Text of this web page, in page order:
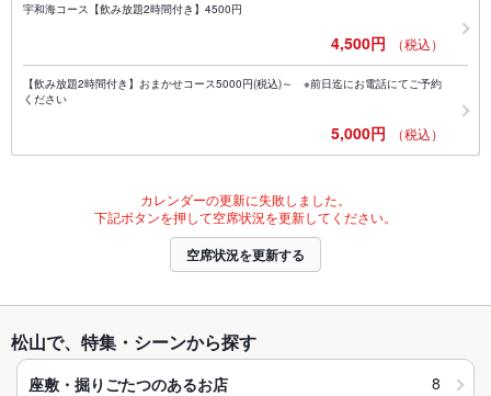
宇和海コース【飲み放題2時間付き】4500円
4,500円 （税込）
【飲み放題2時間付き】おまかせコース5000円(税込)～ ※前日迄にお電話にてご予約
ください
5,000円 （税込）
カレンダーの更新に失敗しました。
下記ボタンを押して空席状況を更新してください。
空席状況を更新する
松山で、特集・シーンから探す
座敷・掘りごたつのあるお店 8